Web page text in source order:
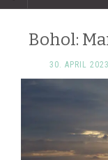
Bohol:
30. APRIL 2023